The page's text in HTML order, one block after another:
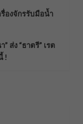
องจักรรับมือน้ำ
ส่ง “ธาตรี” เรต
!